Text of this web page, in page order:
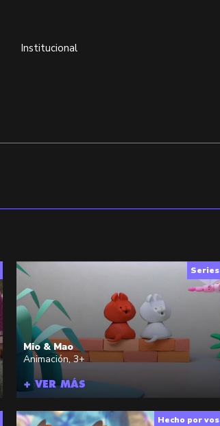
Institucional
Series
Mio & Mao
Animación,3+
+ VER MÁS
Hecho por vos